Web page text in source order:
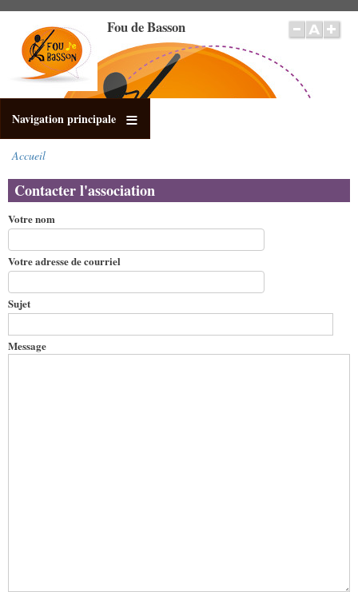
contenu
principal
Fou de Basson
Navigation principale
d'Ariane
Accueil
Contacter l'association
Votre nom
Votre adresse de courriel
Sujet
Message